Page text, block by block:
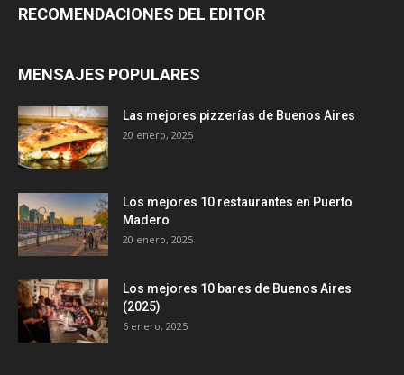
RECOMENDACIONES DEL EDITOR
MENSAJES POPULARES
Las mejores pizzerías de Buenos Aires
20 enero, 2025
Los mejores 10 restaurantes en Puerto
Madero
20 enero, 2025
Los mejores 10 bares de Buenos Aires
(2025)
6 enero, 2025